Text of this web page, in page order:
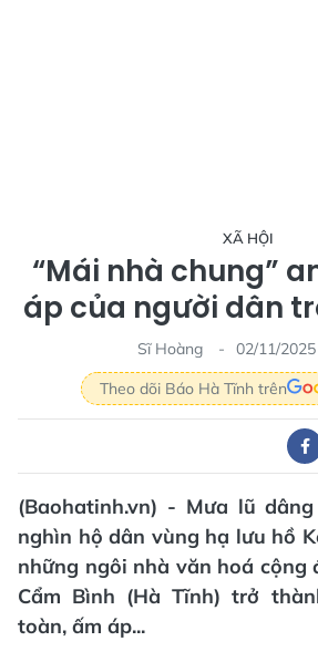
XÃ HỘI
“Mái nhà chung”
áp của người dân
Sĩ Hoàng
02/11/
Theo dõi Báo Hà Tĩnh trên
(Baohatinh.vn) - Mưa lũ
nghìn hộ dân vùng hạ lưu hồ
những ngôi nhà văn hoá cộng
Cẩm Bình (Hà Tĩnh) trở
toàn, ấm áp...